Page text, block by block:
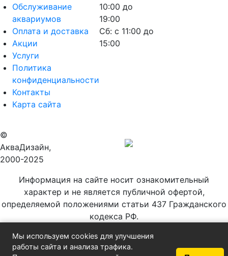
Обслуживание
аквариумов
Оплата и доставка
Акции
Услуги
Политика
конфиденциальности
Контакты
Карта сайта
10:00 до
19:00
Сб: с 11:00 до
15:00
©
АкваДизайн,
2000-2025
Информация на сайте носит ознакомительный
характер и не является публичной офертой,
определяемой положениями статьи 437 Гражданского
кодекса РФ.
Back to Top
Мы используем cookies для улучшения
работы сайта и анализа трафика.